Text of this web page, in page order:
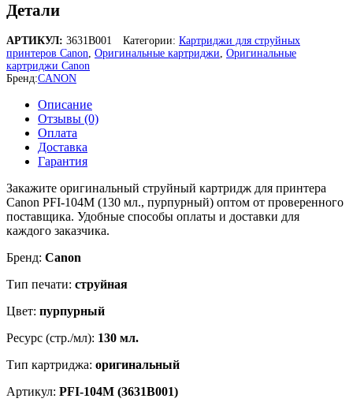
Детали
АРТИКУЛ: 3631B001 Категории: Картриджи для струйных
принтеров Canon Оригинальные картриджи Оригинальные
картриджи Canon
Бренд:CANON
Описание
Отзывы (0)
Оплата
Доставка
Гарантия
Закажите оригинальный струйный картридж для принтера
Canon PFI-104M (130 мл., пурпурный) оптом от проверенного
поставщика. Удобные способы оплаты и доставки для
каждого заказчика.
Бренд: Canon
Тип печати: струйная
Цвет: пурпурный
Ресурс (стр./мл): 130 мл.
Тип картриджа: оригинальный
Артикул: PFI-104M (3631B001)